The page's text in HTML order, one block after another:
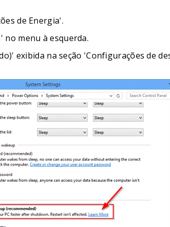
de Energia'.
no menu à esquerda.
exibida na seção 'Configurações de